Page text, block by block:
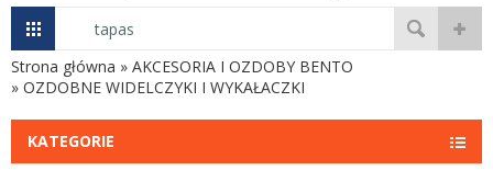
Strona główna » AKCESORIA I OZDOBY BENTO
» OZDOBNE WIDELCZYKI I WYKAŁACZKI
KATEGORIE